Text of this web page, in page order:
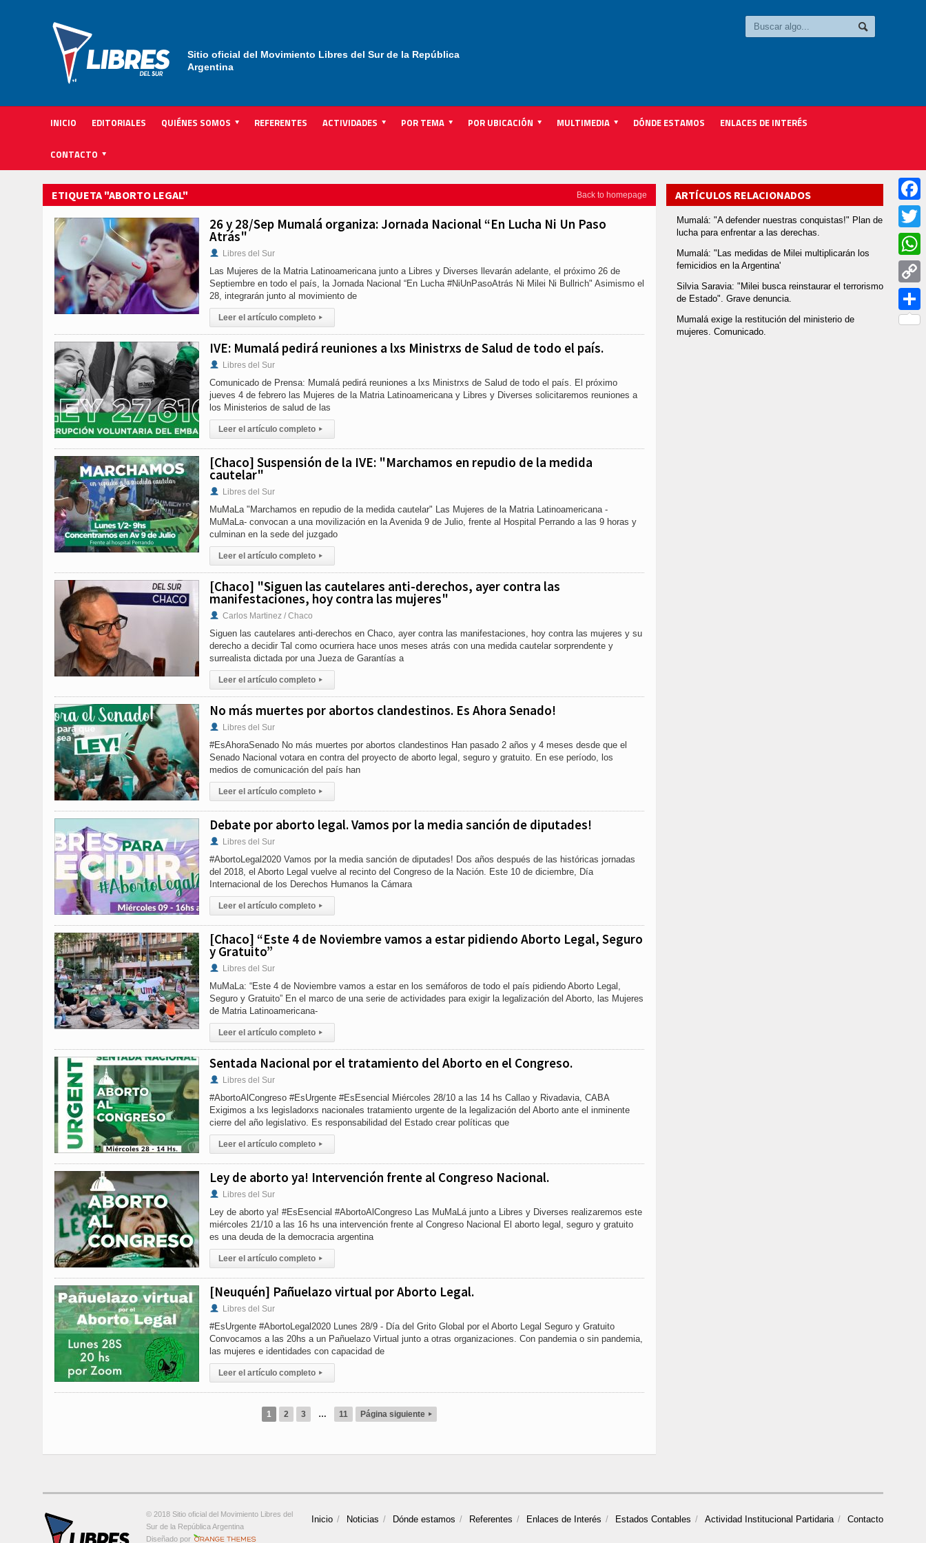
Sitio oficial del Movimiento Libres del Sur de la República
Argentina
INICIO EDITORIALES QUIÉNES SOMOS REFERENTES ACTIVIDADES POR TEMA POR UBICACIÓN MULTIMEDIA DÓNDE ESTAMOS ENLACES DE INTERÉS
CONTACTO
Back to homepage
ETIQUETA "ABORTO LEGAL"
26 y 28/Sep Mumalá organiza: Jornada Nacional “En Lucha Ni Un Paso
Atrás"
Libres del Sur
Las Mujeres de la Matria Latinoamericana junto a Libres y Diverses llevarán adelante, el próximo 26 de
Septiembre en todo el país, la Jornada Nacional “En Lucha #NiUnPasoAtrás Ni Milei Ni Bullrich" Asimismo el
28, integrarán junto al movimiento de
Leer el artículo completo ▸
IVE: Mumalá pedirá reuniones a lxs Ministrxs de Salud de todo el país.
Libres del Sur
Comunicado de Prensa: Mumalá pedirá reuniones a lxs Ministrxs de Salud de todo el país. El próximo
jueves 4 de febrero las Mujeres de la Matria Latinoamericana y Libres y Diverses solicitaremos reuniones a
los Ministerios de salud de las
Leer el artículo completo ▸
[Chaco] Suspensión de la IVE: "Marchamos en repudio de la medida
cautelar"
Libres del Sur
MuMaLa "Marchamos en repudio de la medida cautelar" Las Mujeres de la Matria Latinoamericana -
MuMaLa- convocan a una movilización en la Avenida 9 de Julio, frente al Hospital Perrando a las 9 horas y
culminan en la sede del juzgado
Leer el artículo completo ▸
[Chaco] "Siguen las cautelares anti-derechos, ayer contra las
manifestaciones, hoy contra las mujeres"
Carlos Martinez / Chaco
Siguen las cautelares anti-derechos en Chaco, ayer contra las manifestaciones, hoy contra las mujeres y su
derecho a decidir Tal como ocurriera hace unos meses atrás con una medida cautelar sorprendente y
surrealista dictada por una Jueza de Garantías a
Leer el artículo completo ▸
No más muertes por abortos clandestinos. Es Ahora Senado!
Libres del Sur
#EsAhoraSenado No más muertes por abortos clandestinos Han pasado 2 años y 4 meses desde que el
Senado Nacional votara en contra del proyecto de aborto legal, seguro y gratuito. En ese período, los
medios de comunicación del país han
Leer el artículo completo ▸
Debate por aborto legal. Vamos por la media sanción de diputades!
Libres del Sur
#AbortoLegal2020 Vamos por la media sanción de diputades! Dos años después de las históricas jornadas
del 2018, el Aborto Legal vuelve al recinto del Congreso de la Nación. Este 10 de diciembre, Día
Internacional de los Derechos Humanos la Cámara
Leer el artículo completo ▸
[Chaco] “Este 4 de Noviembre vamos a estar pidiendo Aborto Legal, Seguro
y Gratuito”
Libres del Sur
MuMaLa: “Este 4 de Noviembre vamos a estar en los semáforos de todo el país pidiendo Aborto Legal,
Seguro y Gratuito” En el marco de una serie de actividades para exigir la legalización del Aborto, las Mujeres
de Matria Latinoamericana-
Leer el artículo completo ▸
Sentada Nacional por el tratamiento del Aborto en el Congreso.
Libres del Sur
#AbortoAlCongreso #EsUrgente #EsEsencial Miércoles 28/10 a las 14 hs Callao y Rivadavia, CABA
Exigimos a lxs legisladorxs nacionales tratamiento urgente de la legalización del Aborto ante el inminente
cierre del año legislativo. Es responsabilidad del Estado crear políticas que
Leer el artículo completo ▸
Ley de aborto ya! Intervención frente al Congreso Nacional.
Libres del Sur
Ley de aborto ya! #EsEsencial #AbortoAlCongreso Las MuMaLá junto a Libres y Diverses realizaremos este
miércoles 21/10 a las 16 hs una intervención frente al Congreso Nacional El aborto legal, seguro y gratuito
es una deuda de la democracia argentina
Leer el artículo completo ▸
[Neuquén] Pañuelazo virtual por Aborto Legal.
Libres del Sur
#EsUrgente #AbortoLegal2020 Lunes 28/9 - Día del Grito Global por el Aborto Legal Seguro y Gratuito
Convocamos a las 20hs a un Pañuelazo Virtual junto a otras organizaciones. Con pandemia o sin pandemia,
las mujeres e identidades con capacidad de
Leer el artículo completo ▸
1 2 3 … 11 Página siguiente ▸
ARTÍCULOS RELACIONADOS
Mumalá: "A defender nuestras conquistas!" Plan de
lucha para enfrentar a las derechas.
Mumalá: "Las medidas de Milei multiplicarán los
femicidios en la Argentina'
Silvia Saravia: "Milei busca reinstaurar el terrorismo
de Estado". Grave denuncia.
Mumalá exige la restitución del ministerio de
mujeres. Comunicado.
Inicio Noticias Dónde estamos Referentes Enlaces de Interés Estados Contables Actividad Institucional Partidaria Contacto
© 2018 Sitio oficial del Movimiento Libres del
Sur de la República Argentina
Diseñado por
Orange-Themes.com
Twitter
Copy
Link